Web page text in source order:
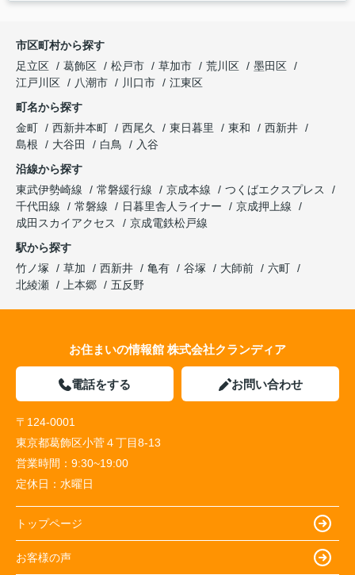
市区町村から探す
足立区
葛飾区 松戸市 草加市 荒川区
墨田区
江戸川区
八潮市 川口市
江東区
町名から探す
金町
西新井本町 西尾久 東日暮里 東和
西新井
島根
大谷田 白鳥
入谷
沿線から探す
東武伊勢崎線
常磐緩行線 京成本線
つくばエクスプレス
千代田線
常磐線 日暮里舎人ライナー
京成押上線
成田スカイアクセス
京成電鉄松戸線
駅から探す
竹ノ塚
草加 西新井 亀有 谷塚 大師前
六町
北綾瀬
上本郷 五反野
お住まいの情報館 株式会社クランディア
電話をする お問い合わせ
〒124-0001
東京都葛飾区小菅４丁目8-13
営業時間： 9:30~19:00
定休日： 水曜日
トップページ
お客様の声